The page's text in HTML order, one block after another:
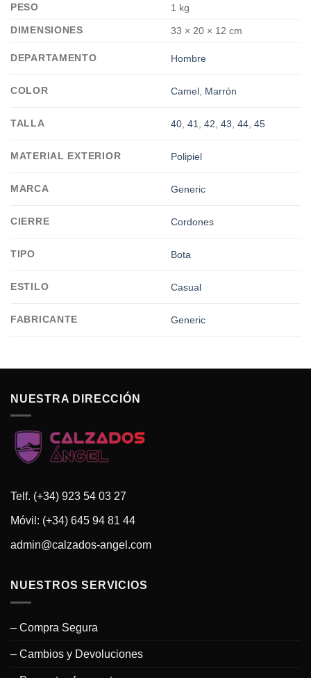
PESO
1 kg
DIMENSIONES
33 × 20 × 12 cm
DEPARTAMENTO Hombre
COLOR Camel Marrón
TALLA 40 ,41 ,42 ,43 ,44 ,45
MATERIAL EXTERIOR Polipiel
MARCA Generic
CIERRE Cordones
TIPO Bota
ESTILO Casual
FABRICANTE Generic
NUESTRA DIRECCIÓN
Telf. (+34) 923 54 03 27
Móvil: (+34) 645 94 81 44
admin@calzados-angel.com
NUESTROS SERVICIOS
– Compra Segura
– Cambios y Devoluciones